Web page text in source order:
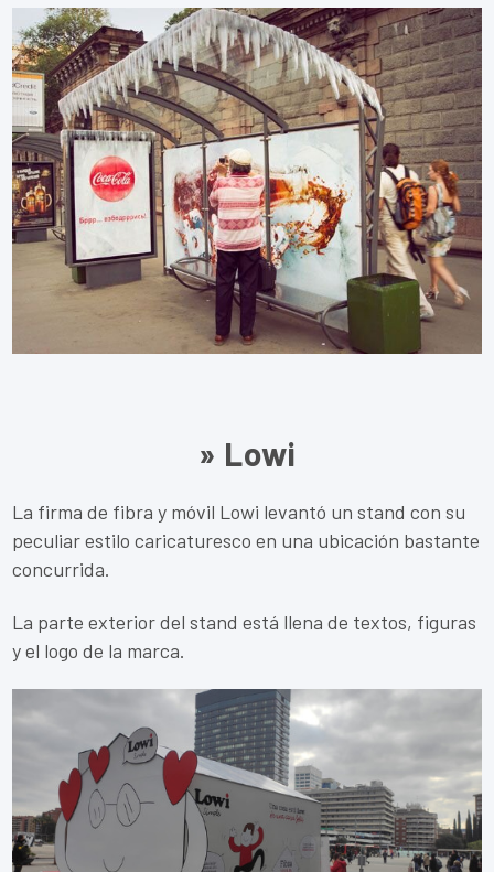
» Lowi
La firma de fibra y móvil Lowi levantó un stand con su
peculiar estilo caricaturesco en una ubicación bastante
concurrida.
La parte exterior del stand está llena de textos, figuras
y el logo de la marca.